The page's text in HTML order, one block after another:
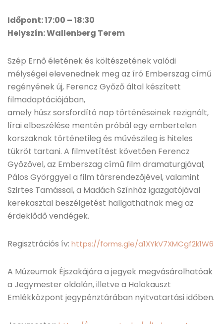
Időpont: 17:00 – 18:30
Helyszín: Wallenberg Terem
Szép Ernő életének és költészetének valódi
mélységei elevenednek meg az író Emberszag című
regényének új, Ferencz Győző által készített
filmadaptációjában,
amely húsz sorsfordító nap történéseinek rezignált,
lírai elbeszélése mentén próbál egy embertelen
korszaknak történetileg és művészileg is hiteles
tükröt tartani. A filmvetítést követően Ferencz
Győzővel, az Emberszag című film dramaturgjával;
Pálos Györggyel a film társrendezőjével, valamint
Szirtes Tamással, a Madách Színház igazgatójával
kerekasztal beszélgetést hallgathatnak meg az
érdeklődő vendégek.
Regisztrációs ív: https://forms.gle/a1XYkV7XMCgf2k1W6
A Múzeumok Éjszakájára a jegyek megvásárolhatóak
a Jegymester oldalán, illetve a Holokauszt
Emlékközpont jegypénztárában nyitvatartási időben.